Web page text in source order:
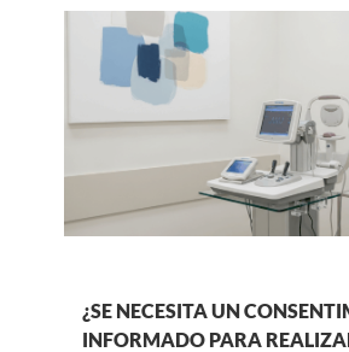
¿SE NECESITA UN
INFORMADO PARA